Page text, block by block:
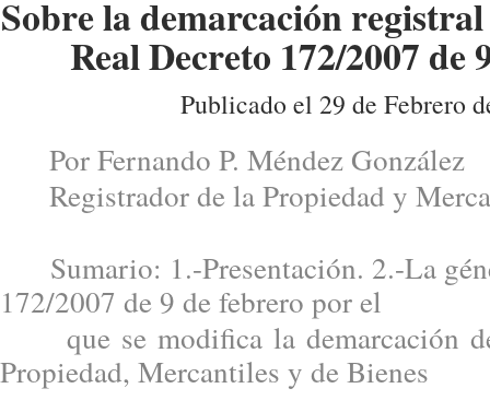
Sobre la demarcación
Real Decreto 172/2007 de
Publicado el 29 de Febrero
Por Fernando P. Méndez González
Registrador de la Propiedad y
Sumario: 1.-Presentación. 2.-La
172/2007 de 9 de febrero por el
que se modifica la demarcación
Propiedad, Mercantiles y de Bienes